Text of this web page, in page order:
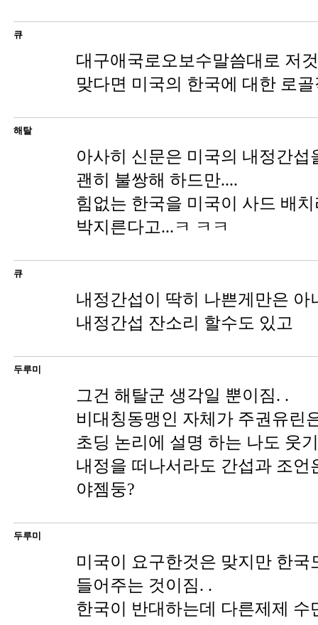
큐
대구애국로오보수말씀대로 저
맞다면 미국의 한국에 대한 로
해탈
아사히 신문은 미국의 내정간섭
괜히 불쌍해 하드만....
힘없는 한국을 미국이 사드 배
박지른다고...ㅋ ㅋㅋ
큐
내정간섭이 딱히 나쁜게만은 아
내정간섭 잔소리 할수도 있고
두루미
그건 해탈군 생각일 뿐이짐. .
비대칭동맹인 자체가 주권유린
초딩 논리에 설명 하는 나도 웃
내정을 떠나서라도 간섭과 조언
야젬둥?
두루미
미국이 요구한것은 맞지만 한국
들어주는 것이짐. .
한국이 반대하는데 다른제제 수